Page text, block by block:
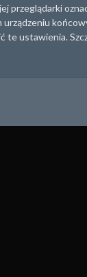
przeglądarki
te ustawienia.